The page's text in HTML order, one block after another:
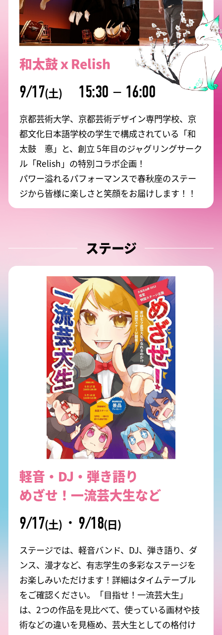
和太鼓ｘRelish
9/17(土)15:30 － 16:00
京都芸術大学、京都芸術デザイン専門学校、京
都文化日本語学校の学生で構成されている「和
太鼓 悳」と、創立 5年目のジャグリングサーク
ル「Relish」の特別コラボ企画！
パワー溢れるパフォーマンスで春秋座のステー
ジから皆様に楽しさと笑顔をお届けします！！
ステージ
軽音・DJ・弾き語り
めざせ！一流芸大生など
9/17(土)・ 9/18(日)
ステージでは、軽音バンド、DJ、弾き語り、ダ
ンス、漫才など、有志学生の多彩なステージを
お楽しみいただけます！詳細はタイムテーブル
をご確認ください。「目指せ！一流芸大生」
は、2つの作品を見比べて、使っている画材や技
術などの違いを見極め、芸大生としての格付け